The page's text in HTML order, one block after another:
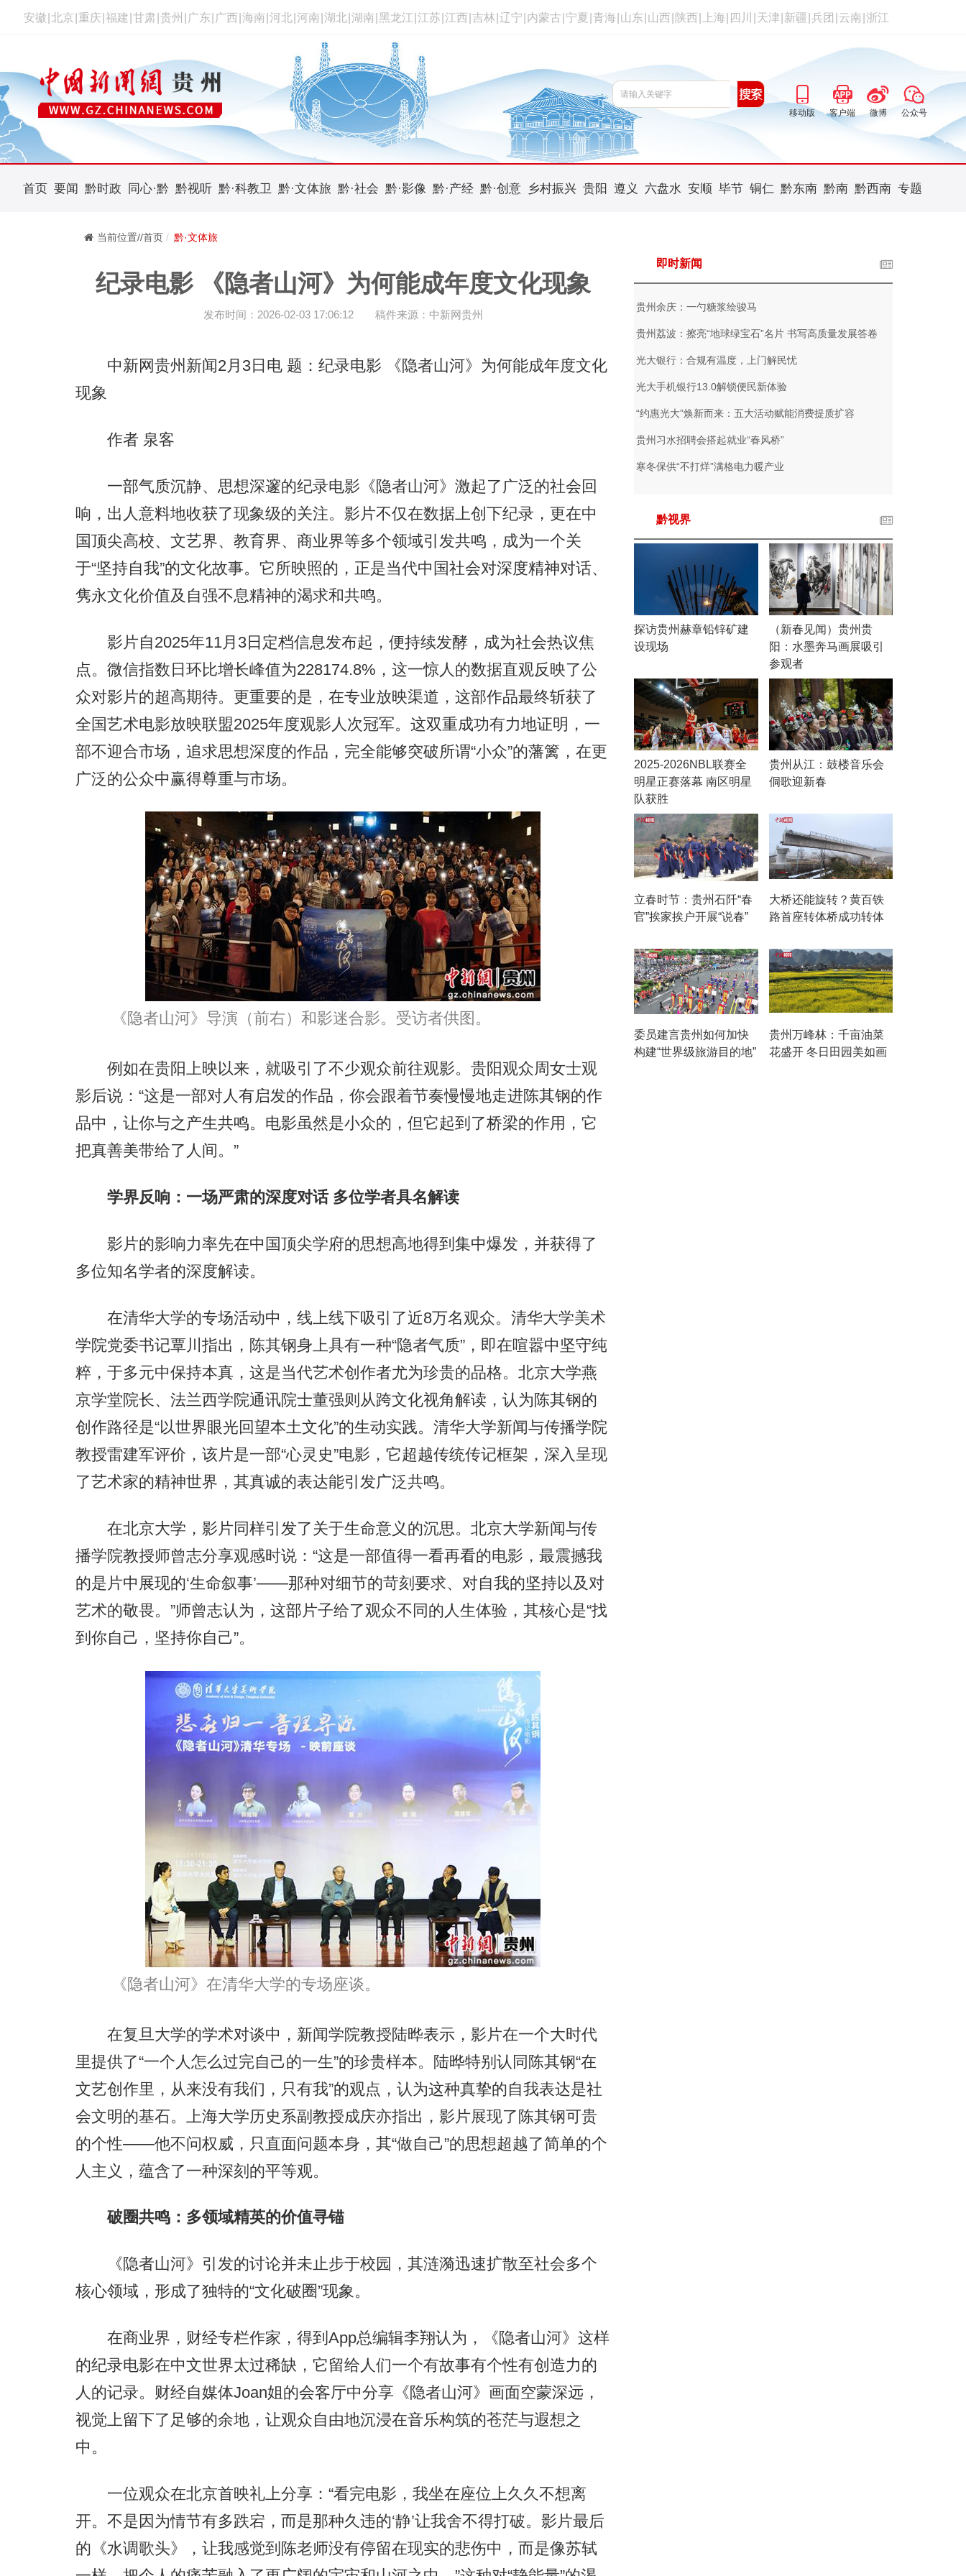
安徽 北京 重庆 福建 甘肃 贵州 广东 广西 海南 河北 河南 湖北 湖南 黑龙江 江苏 江西 吉林 辽宁 内蒙古 宁夏 青海 山东 山西 陕西 上海 四川 天津 新疆 兵团 云南 浙江
移动版 客户端 微博 公众号
首页 要闻 黔时政 同心·黔 黔视听 黔·科教卫 黔·文体旅 黔·社会 黔·影像 黔·产经 黔·创意 乡村振兴 贵阳 遵义 六盘水 安顺 毕节 铜仁 黔东南 黔南 黔西南 专题
当前位置//首页 黔·文体旅
纪录电影 《隐者山河》为何能成年度文化现象
发布时间：2026-02-03 17:06:12 稿件来源：中新网贵州
中新网贵州新闻2月3日电 题：纪录电影 《隐者山河》为何能成年度文化
现象
作者 泉客
一部气质沉静、思想深邃的纪录电影《隐者山河》激起了广泛的社会回
响，出人意料地收获了现象级的关注。影片不仅在数据上创下纪录，更在中
国顶尖高校、文艺界、教育界、商业界等多个领域引发共鸣，成为一个关
于“坚持自我”的文化故事。它所映照的，正是当代中国社会对深度精神对话、
隽永文化价值及自强不息精神的渴求和共鸣。
影片自2025年11月3日定档信息发布起，便持续发酵，成为社会热议焦
点。微信指数日环比增长峰值为228174.8%，这一惊人的数据直观反映了公
众对影片的超高期待。更重要的是，在专业放映渠道，这部作品最终斩获了
全国艺术电影放映联盟2025年度观影人次冠军。这双重成功有力地证明，一
部不迎合市场，追求思想深度的作品，完全能够突破所谓“小众”的藩篱，在更
广泛的公众中赢得尊重与市场。
《隐者山河》导演（前右）和影迷合影。 受访者供图。
例如在贵阳上映以来，就吸引了不少观众前往观影。贵阳观众周女士观
影后说：“这是一部对人有启发的作品，你会跟着节奏慢慢地走进陈其钢的作
品中，让你与之产生共鸣。电影虽然是小众的，但它起到了桥梁的作用，它
把真善美带给了人间。”
学界反响：一场严肃的深度对话 多位学者具名解读
影片的影响力率先在中国顶尖学府的思想高地得到集中爆发，并获得了
多位知名学者的深度解读。
在清华大学的专场活动中，线上线下吸引了近8万名观众。清华大学美术
学院党委书记覃川指出，陈其钢身上具有一种“隐者气质”，即在喧嚣中坚守纯
粹，于多元中保持本真，这是当代艺术创作者尤为珍贵的品格。北京大学燕
京学堂院长、法兰西学院通讯院士董强则从跨文化视角解读，认为陈其钢的
创作路径是“以世界眼光回望本土文化”的生动实践。清华大学新闻与传播学院
教授雷建军评价，该片是一部“心灵史”电影，它超越传统传记框架，深入呈现
了艺术家的精神世界，其真诚的表达能引发广泛共鸣。
在北京大学，影片同样引发了关于生命意义的沉思。北京大学新闻与传
播学院教授师曾志分享观感时说：“这是一部值得一看再看的电影，最震撼我
的是片中展现的‘生命叙事’——那种对细节的苛刻要求、对自我的坚持以及对
艺术的敬畏。”师曾志认为，这部片子给了观众不同的人生体验，其核心是“找
到你自己，坚持你自己”。
《隐者山河》在清华大学的专场座谈。
在复旦大学的学术对谈中，新闻学院教授陆晔表示，影片在一个大时代
里提供了“一个人怎么过完自己的一生”的珍贵样本。陆晔特别认同陈其钢“在
文艺创作里，从来没有我们，只有我”的观点，认为这种真挚的自我表达是社
会文明的基石。上海大学历史系副教授成庆亦指出，影片展现了陈其钢可贵
的个性——他不问权威，只直面问题本身，其“做自己”的思想超越了简单的个
人主义，蕴含了一种深刻的平等观。
破圈共鸣：多领域精英的价值寻锚
《隐者山河》引发的讨论并未止步于校园，其涟漪迅速扩散至社会多个
核心领域，形成了独特的“文化破圈”现象。
在商业界，财经专栏作家，得到App总编辑李翔认为，《隐者山河》这样
的纪录电影在中文世界太过稀缺，它留给人们一个有故事有个性有创造力的
人的记录。财经自媒体Joan姐的会客厅中分享《隐者山河》画面空蒙深远，
视觉上留下了足够的余地，让观众自由地沉浸在音乐构筑的苍茫与遐想之
中。
一位观众在北京首映礼上分享：“看完电影，我坐在座位上久久不想离
开。不是因为情节有多跌宕，而是那种久违的‘静’让我舍不得打破。影片最后
的《水调歌头》，让我感觉到陈老师没有停留在现实的悲伤中，而是像苏轼
即时新闻
贵州余庆：一勺糖浆绘骏马
贵州荔波：擦亮“地球绿宝石”名片 书写高质量发展答卷
光大银行：合规有温度，上门解民忧
光大手机银行13.0解锁便民新体验
“约惠光大”焕新而来：五大活动赋能消费提质扩容
贵州习水招聘会搭起就业“春风桥”
寒冬保供“不打烊”满格电力暖产业
黔视界
探访贵州赫章铅锌矿建
设现场
（新春见闻）贵州贵
阳：水墨奔马画展吸引
参观者
2025-2026NBL联赛全
明星正赛落幕 南区明星
队获胜
贵州从江：鼓楼音乐会
侗歌迎新春
立春时节：贵州石阡“春
官”挨家挨户开展“说春”
大桥还能旋转？黄百铁
路首座转体桥成功转体
委员建言贵州如何加快
构建“世界级旅游目的地”
贵州万峰林：千亩油菜
花盛开 冬日田园美如画